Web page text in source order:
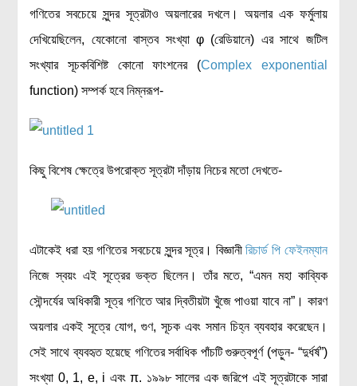
গণিতের সবচেয়ে সুন্দর সূত্রটাও অয়লারের দখলে। অয়লার এক ফর্মুলায়
দেখিয়েছিলেন, যেকোনো বাস্তব সংখ্যা φ (রেডিয়ানে) এর সাথে জটিল
সংখ্যার সূচকবিশিষ্ট কোনো ফাংশনের (Complex exponential
function) সম্পর্ক হবে নিম্নরূপ-
কিছু বিশেষ ক্ষেত্রে উপরোক্ত সূত্রটা দাঁড়ায় নিচের মতো দেখতে-
এটাকেই ধরা হয় গণিতের সবচেয়ে সুন্দর সূত্র। বিজ্ঞানীরিচার্ড পি ফেইনম্যান
নিজে স্বয়ং এই সূত্রের ভক্ত ছিলেন। তাঁর মতে, “এমন মহা কাব্যিক
সৌন্দর্যের অধিকারী সূত্র গণিতে আর দ্বিতীয়টা খুঁজে পাওয়া যাবে না”। কারণ
অয়লার একই সূত্রে যোগ, গুণ, সূচক এবং সমান চিহ্ন ব্যবহার করেছেন।
সেই সাথে ব্যবহৃত হয়েছে গণিতের সর্বাধিক পাঁচটি গুরুত্বপূর্ণ (পড়ুন- “দুর্ধর্ষ”)
সংখ্যা 0, 1, e, i এবং π. ১৯৯৮ সালের এক জরিপে এই সূত্রটাকে সারা